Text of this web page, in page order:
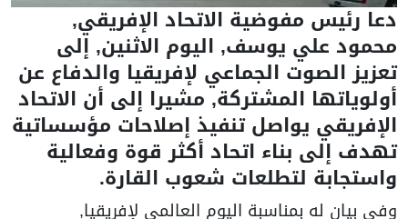
دعا رئيس مفوضية الاتحاد الإفريقي,
محمود علي يوسف, اليوم الاثنين, إلى
تعزيز الصوت الجماعي لإفريقيا والدفاع عن
أولوياتها المشتركة, مشيرا إلى أن الاتحاد
الإفريقي يواصل تنفيذ إصلاحات مؤسساتية
تهدف إلى بناء اتحاد أكثر قوة وفعالية
واستجابة لتطلعات شعوب القارة.
وفي بيان له بمناسبة اليوم العالمي لإفريقيا,